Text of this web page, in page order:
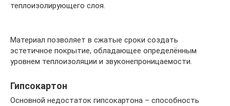
теплоизолирующего слоя.
Материал позволяет в сжатые сроки создать
эстетичное покрытие, обладающее определённым
уровнем теплоизоляции и звуконепроницаемости.
Гипсокартон
Основной недостаток гипсокартона – способность